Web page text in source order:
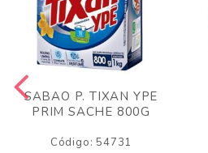
SABAO P. TIXAN YPE
PRIM SACHE 800G
Código: 54731